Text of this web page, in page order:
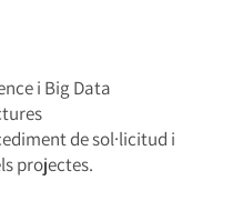
i Big Data
de sol·licitud i
projectes.